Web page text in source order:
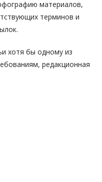
материалов,
терминов и
хотя бы одному из
редакционная